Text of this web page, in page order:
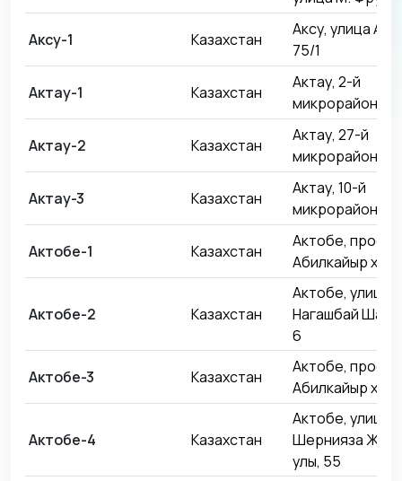
Аксу-1 Казахстан
Аксу, улица
75/1
Актау-1 Казахстан
Актау, 2-й
микрорайон,
Актау-2 Казахстан
Актау, 27-й
микрорайон, 90
Актау-3 Казахстан
Актау, 10-й
микрорайон, 3
Актобе-1 Казахстан
Актобе,
Абилкайыр
Актобе-2 Казахстан
Актобе, улица
Нагашбай
6
Актобе-3 Казахстан
Актобе,
Абилкайыр
Актобе-4 Казахстан
Актобе, улица
Шернияза
улы, 55